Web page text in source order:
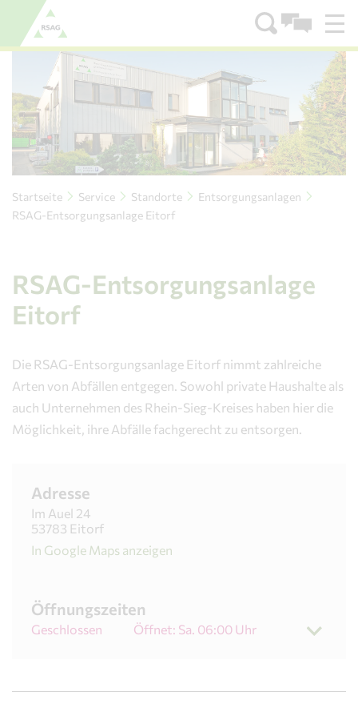
Zum Menü
Zum Inhalt
Startseite Service Standorte
Entsorgungsanlagen
RSAG-Entsorgungsanlage Eitorf
RSAG-Entsorgungsanlage
Eitorf
Die RSAG-Entsorgungsanlage Eitorf nimmt zahlreiche
Arten von Abfällen entgegen. Sowohl private Haushalte als
auch Unternehmen des Rhein-Sieg-Kreises haben hier die
Möglichkeit, ihre Abfälle fachgerecht zu entsorgen.